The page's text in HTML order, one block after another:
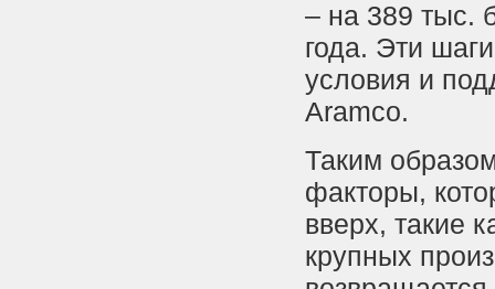
– на 389 тыс.
года. Эти
условия и
Aramco.
Таким
факторы,
вверх, такие
крупных